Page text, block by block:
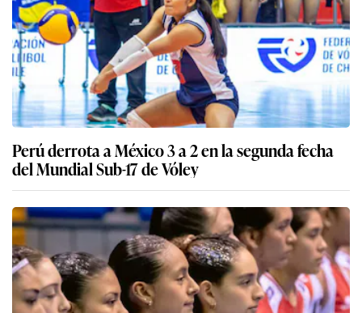
Perú derrota a México 3 a 2 en la segunda fecha
del Mundial Sub-17 de Vóley